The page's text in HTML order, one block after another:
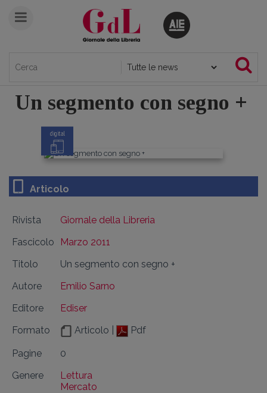
Un segmento con segno +
digital
Articolo
Rivista
Giornale della Libreria
Fascicolo
Marzo 2011
Titolo
Un segmento con segno +
Autore
Emilio Sarno
Editore
Ediser
Formato
Articolo | Pdf
Pagine
0
Genere
Lettura
Mercato